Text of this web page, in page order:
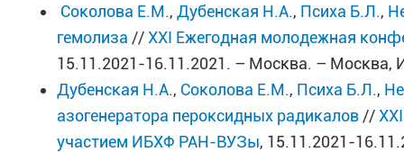
Соколова Е.М., Дубенская Н.А., Психа Б.Л.,
гемолиза // XXI Ежегодная молодежная
15.11.2021-16.11.2021. – Москва. – Москва,
Дубенская Н.А., Соколова Е.М., Психа Б.Л.,
азогенератора пероксидных радикалов //
участием ИБХФ РАН-ВУЗы, 15.11.2021-